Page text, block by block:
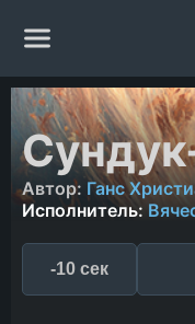
Главная
Жанры
Авторы
Автор: Ганс
Исполнитель:
-10 сек